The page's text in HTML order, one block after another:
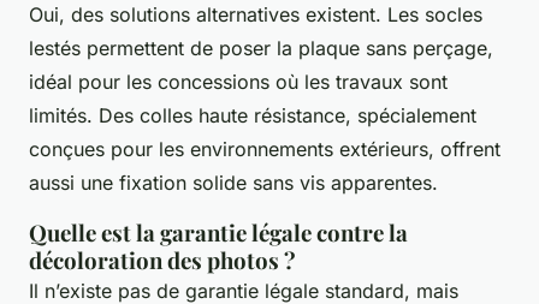
Oui, des solutions alternatives existent. Les socles
lestés permettent de poser la plaque sans perçage,
idéal pour les concessions où les travaux sont
limités. Des colles haute résistance, spécialement
conçues pour les environnements extérieurs, offrent
aussi une fixation solide sans vis apparentes.
Quelle est la garantie légale contre la
décoloration des photos ?
Il n’existe pas de garantie légale standard, mais